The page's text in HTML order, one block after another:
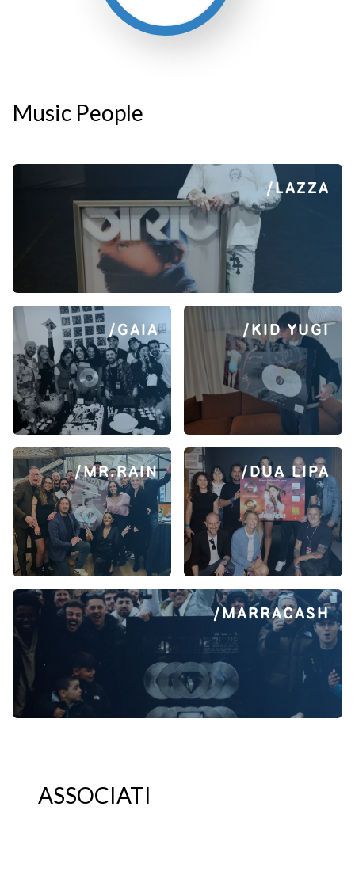
Music People
/LAZZA
/GAIA /KID YUGI
/MR.RAIN /DUA LIPA
/MARRACASH
ASSOCIATI